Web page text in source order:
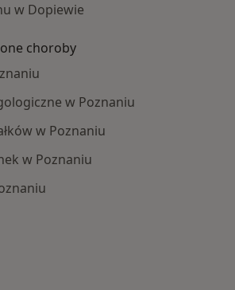
w Dopiewie
choroby
w Poznaniu
w Poznaniu
w Poznaniu